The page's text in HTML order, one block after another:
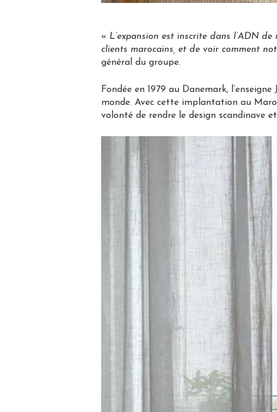
« L’expansion est inscrite dans l’ADN
clients marocains, et de voir comment
général du groupe.
Fondée en 1979 au Danemark,
monde. Avec cette implantation au
volonté de rendre le design scandinave